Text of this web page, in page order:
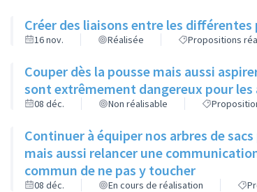
Créer des liaisons entre les
16 nov. Réalisée Propositions
Couper dès la pousse mais aussi
sont extrêmement dangereux pour les
08 déc. Non réalisable
Continuer à équiper nos arbres de
mais aussi relancer une
commun de ne pas y toucher
08 déc. En cours de réalisation